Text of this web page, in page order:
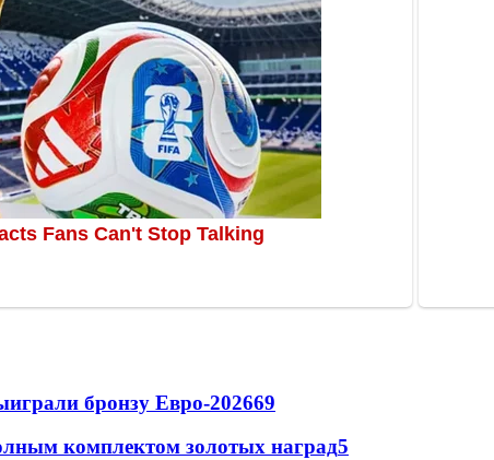
бронзу Евро-202669
комплектом золотых наград5